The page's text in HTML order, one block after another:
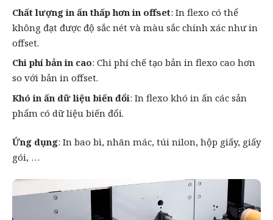
Chất lượng in ấn thấp hơn in offset: In flexo có thể
không đạt được độ sắc nét và màu sắc chính xác như in
offset.
Chi phí bản in cao: Chi phí chế tạo bản in flexo cao hơn
so với bản in offset.
Khó in ấn dữ liệu biến đổi: In flexo khó in ấn các sản
phẩm có dữ liệu biến đổi.
Ứng dụng: In bao bì, nhãn mác, túi nilon, hộp giấy, giấy
gói, …